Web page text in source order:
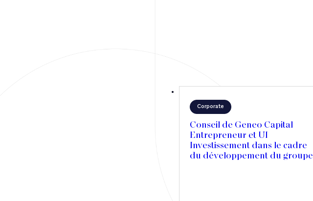
Corporate
Conseil de Geneo Capital
Entrepreneur et UI
Investissement dans le cadre
du développement du groupe